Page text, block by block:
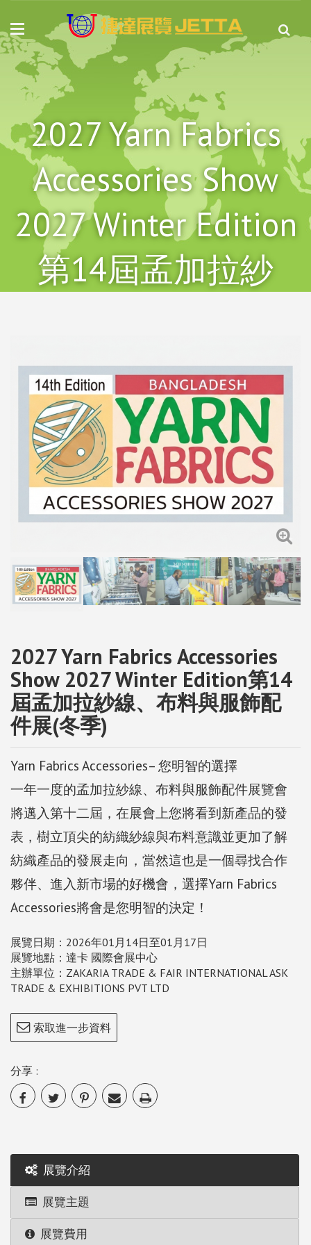
2027 Yarn Fabrics
Accessories Show
2027 Winter Edition
第14屆孟加拉紗
件展(冬季)
紡織、製衣
2027 Yarn Fabrics Accessories Show 2027
Winter Edition第14屆孟加拉紗線、布料與服飾配件展(冬季)
2027 Yarn Fabrics Accessories
Show 2027 Winter Edition第14
屆孟加拉紗線、布料與服飾配
件展(冬季)
Yarn Fabrics Accessories– 您明智的選擇
一年一度的孟加拉紗線、布料與服飾配件展覽會
將邁入第十二屆，在展會上您將看到新產品的發
表，樹立頂尖的紡織紗線與布料意識並更加了解
紡織產品的發展走向，當然這也是一個尋找合作
夥伴、進入新市場的好機會，選擇Yarn Fabrics
Accessories將會是您明智的決定！
展覽日期：2026年01月14日至01月17日
展覽地點：達卡 國際會展中心
主辦單位：ZAKARIA TRADE & FAIR INTERNATIONAL ASK
TRADE & EXHIBITIONS PVT LTD
索取進一步資料
分享 :
展覽介紹
展覽主題
展覽費用